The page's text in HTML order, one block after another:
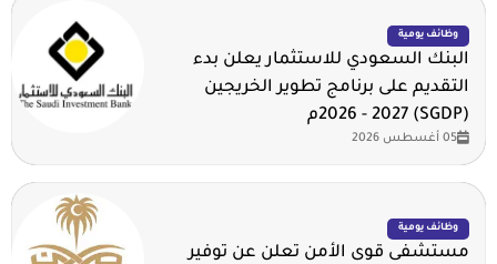
وظائف يومية
البنك السعودي للاستثمار يعلن بدء
التقديم على برنامج تطوير الخريجين
(SGDP) 2026 - 2027م
05 أغسطس 2026
وظائف يومية
مستشفى قوى الأمن تعلن عن توفير